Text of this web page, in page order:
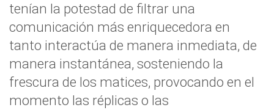
tenían la potestad de filtrar una
comunicación más enriquecedora en
tanto interactúa de manera inmediata, de
manera instantánea, sosteniendo la
frescura de los matices, provocando en el
momento las réplicas o las